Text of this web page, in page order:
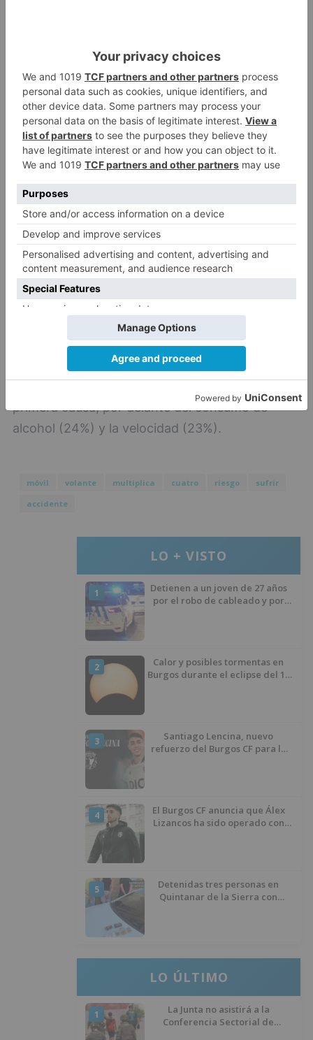
vías interurbanas, con 6 fallecidos. Mientras, en
lo que llevamos de 2020 ha habido 9 accidentes
mortales, con 12 fallecidos.
A nivel nacional, la distracción apareció como
factor concurrente en un 28 % de los accidentes
con víctimas mortales, elevándose esta cifra
primera causa, por delante del consumo de
alcohol (24%) y la velocidad (23%).
móvil volante multiplica cuatro riesgo
sufrir
accidente
LO + VISTO
1
Detienen a un joven de 27 años
por el robo de cableado y por
2
Calor y posibles tormentas en
Burgos durante el eclipse del 12
3
Santiago Lencina, nuevo
refuerzo del Burgos CF para la
4
El Burgos CF anuncia que Álex
Lizancos ha sido operado con
5
Detenidas tres personas en
Quintanar de la Sierra con
LO ÚLTIMO
1
La Junta no asistirá a la
Conferencia Sectorial de